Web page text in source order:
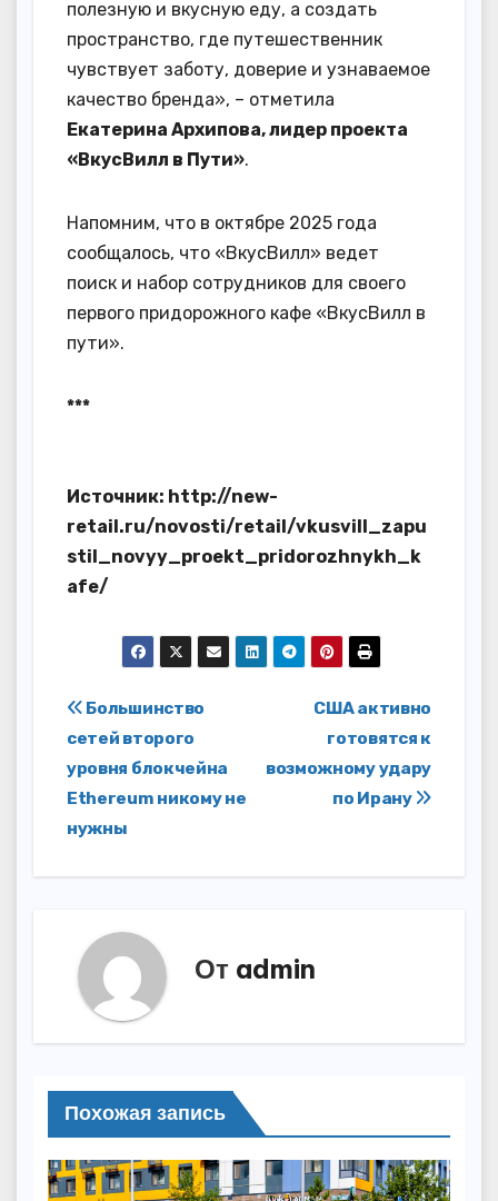
полезную и вкусную еду, а создать
пространство, где путешественник
чувствует заботу, доверие и узнаваемое
качество бренда», – отметила
Екатерина Архипова, лидер проекта
«ВкусВилл в Пути».
Напомним, что в октябре 2025 года
сообщалось, что «ВкусВилл» ведет
поиск и набор сотрудников для своего
первого придорожного кафе «ВкусВилл в
пути».
***
Источник: http://new-
retail.ru/novosti/retail/vkusvill_zapu
stil_novyy_proekt_pridorozhnykh_k
afe/
Навигация
по
записям
США активно
готовятся к
возможному удару
по Ирану
Большинство
сетей второго
уровня блокчейна
Ethereum никому не
нужны
От admin
Похожая запись